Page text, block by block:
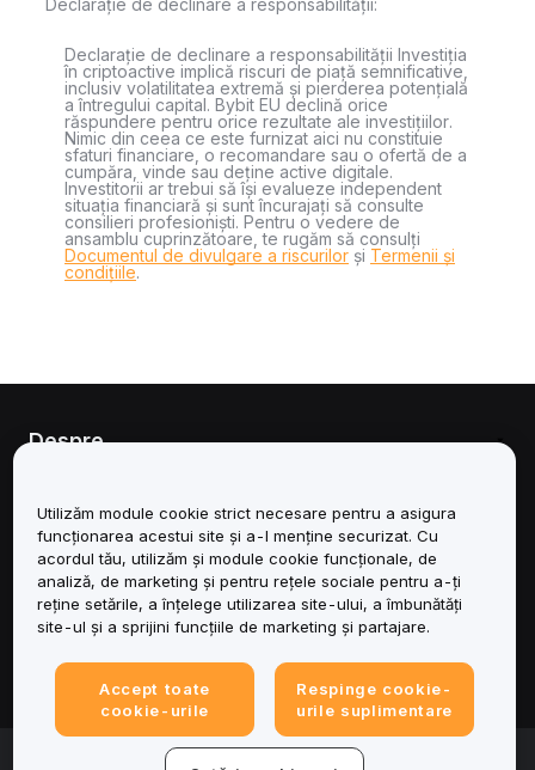
Declarație de declinare a responsabilității:
Declarație de declinare a responsabilității Investiția
în criptoactive implică riscuri de piață semnificative,
inclusiv volatilitatea extremă și pierderea potențială
a întregului capital. Bybit EU declină orice
răspundere pentru orice rezultate ale investițiilor.
Nimic din ceea ce este furnizat aici nu constituie
sfaturi financiare, o recomandare sau o ofertă de a
cumpăra, vinde sau deține active digitale.
Investitorii ar trebui să își evalueze independent
situația financiară și sunt încurajați să consulte
consilieri profesioniști. Pentru o vedere de
ansamblu cuprinzătoare, te rugăm să consulți
Documentul de divulgare a riscurilor și Termenii și
condițiile.
Despre
Asistență
Produse
Juridic
© 2025-2026 Bybit.eu. Toate drepturile rezervate.
Utilizăm module cookie strict necesare pentru a asigura
funcționarea acestui site și a-l menține securizat. Cu
acordul tău, utilizăm și module cookie funcționale, de
analiză, de marketing și pentru rețele sociale pentru a-ți
reține setările, a înțelege utilizarea site-ului, a îmbunătăți
site-ul și a sprijini funcțiile de marketing și partajare.
Accept toate
cookie-urile
Respinge cookie-
urile suplimentare